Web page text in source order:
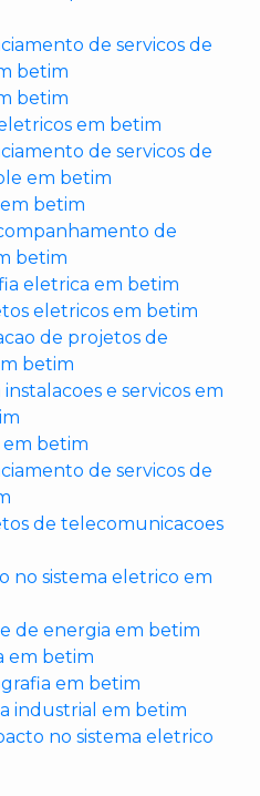
de servicos de
betim
betim
em betim
de servicos de
em betim
betim
de
betim
eletrica em betim
eletricos em betim
de projetos de
betim
e servicos em
em betim
de servicos de
de telecomunicacoes
no sistema eletrico em
de energia em betim
em betim
em betim
industrial em betim
no sistema eletrico